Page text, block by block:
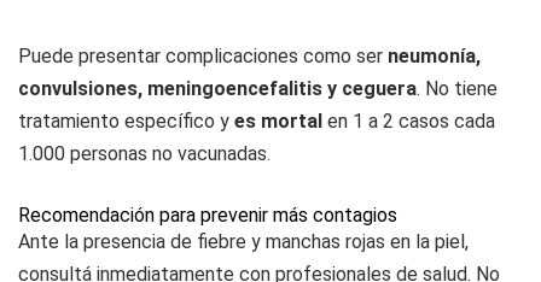
Puede presentar complicaciones como ser neumonía,
convulsiones, meningoencefalitis y ceguera. No tiene
tratamiento específico y es mortal en 1 a 2 casos cada
1.000 personas no vacunadas.
Recomendación para prevenir más contagios
Ante la presencia de fiebre y manchas rojas en la piel,
consultá inmediatamente con profesionales de salud. No